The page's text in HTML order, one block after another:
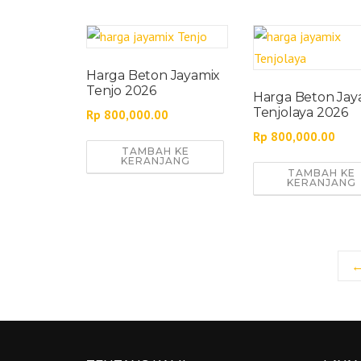
Harga Beton Jayamix
Tenjo 2026
Rp 800,000.00
TAMBAH KE
KERANJANG
Harga Beton
Tenjolaya 2026
Rp 800,000.00
TAMBAH KE
KERANJANG
←